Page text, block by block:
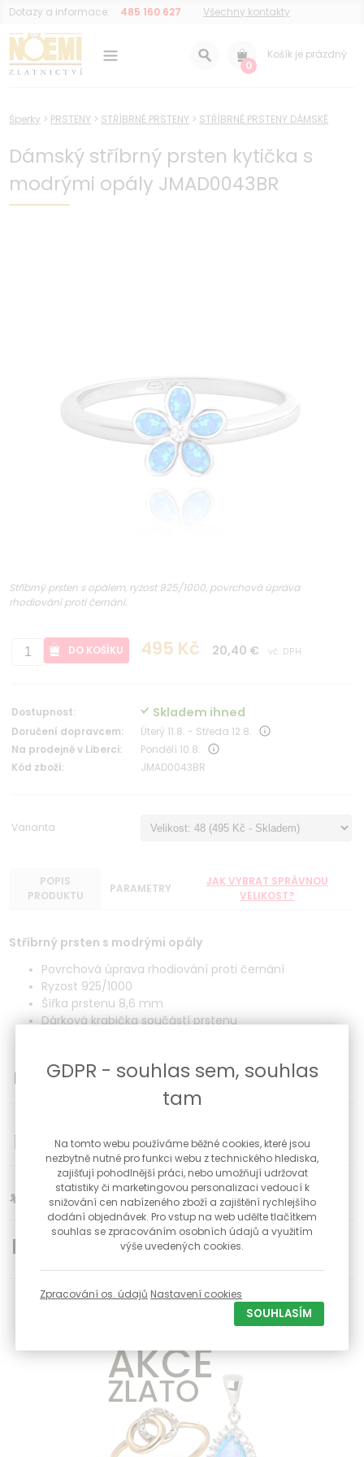
Dotazy a informace: 485 160 627 Všechny kontakty
0
Košík je prázdný
Šperky > PRSTENY > STŘÍBRNÉ PRSTENY > STŘÍBRNÉ PRSTENY DÁMSKÉ
Dámský stříbrný prsten kytička s
modrými opály JMAD0043BR
Stříbrný prsten s opálem, ryzost 925/1000, povrchová úprava
rhodiování proti černání.
DO KOŠÍKU 495 Kč 20,40 € vč. DPH
Dostupnost: Skladem ihned
Doručení dopravcem:
Úterý 11.8. - Středa 12.8.
Na prodejně v Liberci:
Pondělí 10.8.
Kód zboží:
JMAD0043BR
Varianta
POPIS
PRODUKTU
PARAMETRY
JAK VYBRAT SPRÁVNOU
VELIKOST?
Stříbrný prsten s modrými opály
Povrchová úprava rhodiování proti černání
Ryzost 925/1000
Šířka prstenu 8,6 mm
Dárková krabička součástí prstenu
možnost vrácení zboží do 30 dnů
dílnou již od roku 1992
Slevy pro registravné zákazníky na vybrané produkty
Doprava zdarma od 1500 Kč
K objednávce nad 1000 Kč dárek zdarma
GDPR - souhlas sem, souhlas
tam
Na tomto webu používáme běžné cookies, které jsou
nezbytně nutné pro funkci webu z technického hlediska,
zajišťují pohodlnější práci, nebo umožňují udržovat
statistiky či marketingovou personalizaci vedoucí k
snižování cen nabízeného zboží a zajištění rychlejšího
dodání objednávek. Pro vstup na web udělte tlačítkem
souhlas se zpracováním osobních údajů a využitím
výše uvedených cookies.
Zpracování os. údajů Nastavení cookies
SOUHLASÍM